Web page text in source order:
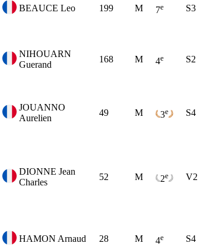
BEAUCE Leo 199 M 7e S3
NIHOUARN
Guerand
168 M 4e S2
JOUANNO
Aurelien
49 M 3e S4
DIONNE Jean
Charles
52 M 2e V2
HAMON Arnaud 28 M 4e S4